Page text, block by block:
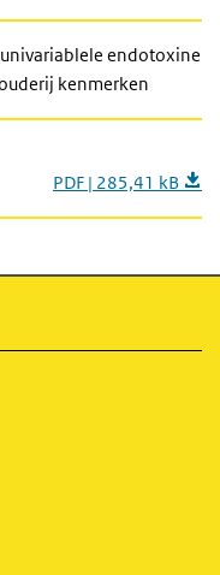
endotoxine
kenmerken
PDF | 285,41 kB